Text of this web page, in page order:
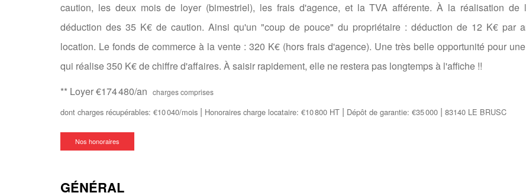
caution, les deux mois de loyer (bimestriel), les frais d'agence, et la TVA afférente. À la réalisation de
déduction des 35 K€ de caution. Ainsi qu'un "coup de pouce" du propriétaire : déduction de 12 K€ par
location. Le fonds de commerce à la vente : 320 K€ (hors frais d'agence). Une très belle opportunité pour
qui réalise 350 K€ de chiffre d'affaires. À saisir rapidement, elle ne restera pas longtemps à l'affiche !!
** Loyer €174 480/an charges comprises
dont charges récupérables: €10 040/mois | Honoraires charge locataire: €10 800 HT | Dépôt de garantie: €35 000 | 83140 LE BRUSC
Nos honoraires
GÉNÉRAL